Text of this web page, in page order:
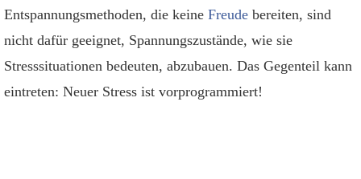
Entspannungsmethoden, die keine Freude bereiten, sind
nicht dafür geeignet, Spannungszustände, wie sie
Stresssituationen bedeuten, abzubauen. Das Gegenteil kann
eintreten: Neuer Stress ist vorprogrammiert!